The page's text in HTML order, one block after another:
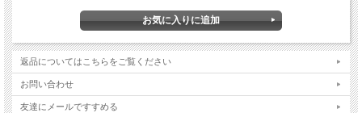
返品についてはこちらをご覧ください
お問い合わせ
友達にメールですすめる